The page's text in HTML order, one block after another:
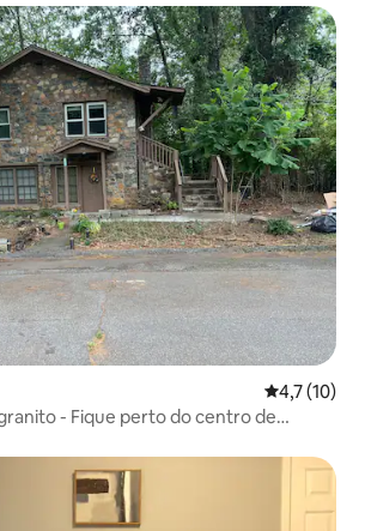
4,7 de uma
4,7 (10)
- Fique perto do centro de